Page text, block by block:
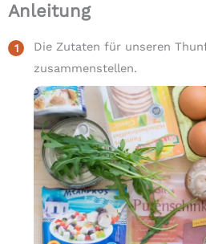
Anleitung
Die Zutaten für unseren
zusammenstellen.